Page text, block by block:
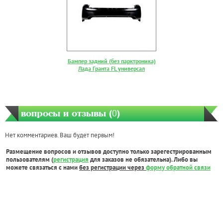
Бампер задний (без парктроника)
Лада Гранта FL универсал
вопросы и отзывы (0)
Нет комментариев. Ваш будет первым!
Размещение вопросов и отзывов доступно только зарегестрированным
пользователям (регистрация для заказов не обязательна). Либо вы
можете связаться с намибез регистрации через форму обратной связи